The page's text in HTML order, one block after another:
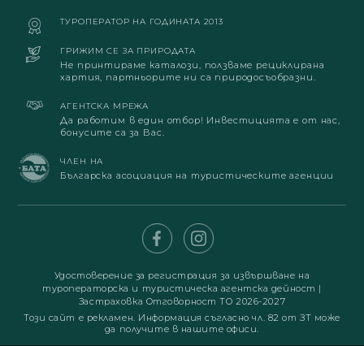
ТУРОПЕРАТОР НА ГОДИНАТА 2013
ГРИЖИМ СЕ ЗА ПРИРОДАТА
Не принтираме каталози, ползваме рециклирана
хартия, партньорите ни са природосъобразни.
АГЕНТСКА МРЕЖА
Да работим в един отбор! Инвестицията е от нас,
бонусите са за Вас.
ЧЛЕН НА
Българска асоциация на туристическите агенции
Удостоверение за регистрация за извършване на
туроператорска и туристическа агентска дейност |
Застраховка Отговорност ТО 2026-2027
Този сайт е рекламен. Информация съгласно чл. 82 от ЗТ може
да получите в нашите офиси.